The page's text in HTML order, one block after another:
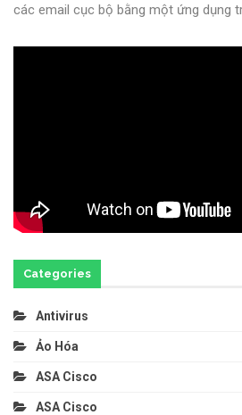
các email cục bộ bằng một ứng dụng
Categories
Antivirus
Ảo Hóa
ASA Cisco
ASA Cisco